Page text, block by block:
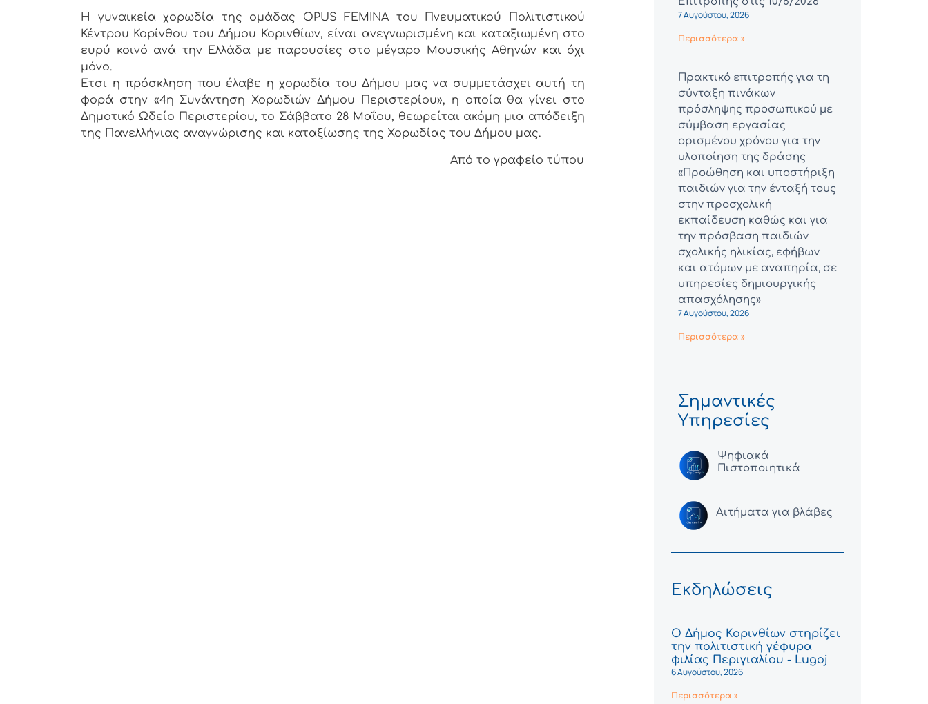
Η γυναικεία χορωδία της ομάδας OPUS FEMINA του Πνευματικού Πολιτιστικού
Κέντρου Κορίνθου του Δήμου Κορινθίων, είναι ανεγνωρισμένη και καταξιωμένη στο
ευρύ κοινό ανά την Ελλάδα με παρουσίες στο μέγαρο Μουσικής Αθηνών και όχι
μόνο.
Ετσι η πρόσκληση που έλαβε η χορωδία του Δήμου μας να συμμετάσχει αυτή τη
φορά στην «4η Συνάντηση Χορωδιών Δήμου Περιστερίου», η οποία θα γίνει στο
Δημοτικό Ωδείο Περιστερίου, το Σάββατο 28 Μαΐου, θεωρείται ακόμη μια απόδειξη
της Πανελλήνιας αναγνώρισης και καταξίωσης της Χορωδίας του Δήμου μας.
Από το γραφείο τύπου
7 Αυγούστου, 2026
Περισσότερα »
Πρακτικό επιτροπής για τη
σύνταξη πινάκων
πρόσληψης προσωπικού με
σύμβαση εργασίας
ορισμένου χρόνου για την
υλοποίηση της δράσης
«Προώθηση και υποστήριξη
παιδιών για την ένταξή τους
στην προσχολική
εκπαίδευση καθώς και για
την πρόσβαση παιδιών
σχολικής ηλικίας, εφήβων
και ατόμων με αναπηρία, σε
υπηρεσίες δημιουργικής
απασχόλησης»
7 Αυγούστου, 2026
Περισσότερα »
Σημαντικές
Υπηρεσίες
Ψηφιακά
Πιστοποιητικά
Αιτήματα για βλάβες
Εκδηλώσεις
Ο Δήμος Κορινθίων στηρίζει
την πολιτιστική γέφυρα
φιλίας Περιγιαλίου - Lugoj
6 Αυγούστου, 2026
Περισσότερα »